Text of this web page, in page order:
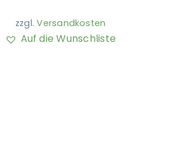
zzgl.Versandkosten
Auf die Wunschliste